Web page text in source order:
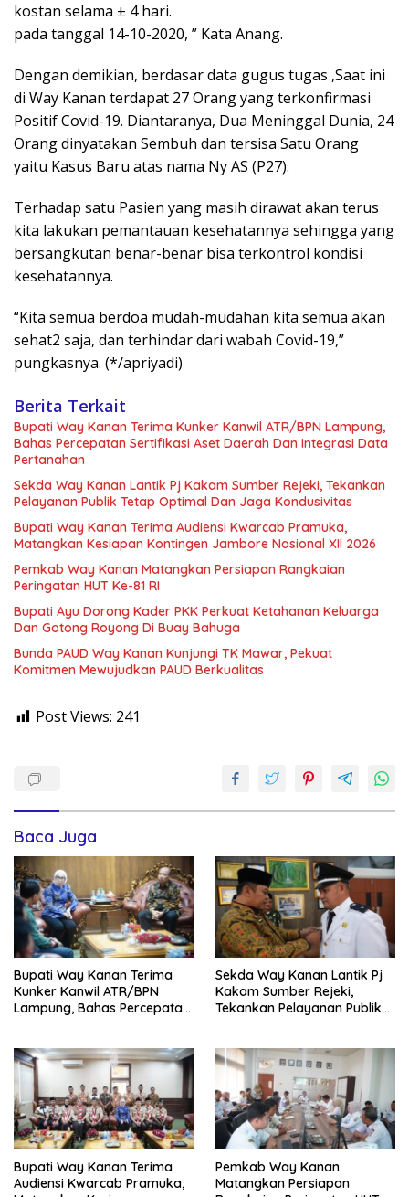
kostan selama ± 4 hari.
pada tanggal 14-10-2020, ” Kata Anang.
Dengan demikian, berdasar data gugus tugas ,Saat ini
di Way Kanan terdapat 27 Orang yang terkonfirmasi
Positif Covid-19. Diantaranya, Dua Meninggal Dunia, 24
Orang dinyatakan Sembuh dan tersisa Satu Orang
yaitu Kasus Baru atas nama Ny AS (P27).
Terhadap satu Pasien yang masih dirawat akan terus
kita lakukan pemantauan kesehatannya sehingga yang
bersangkutan benar-benar bisa terkontrol kondisi
kesehatannya.
“Kita semua berdoa mudah-mudahan kita semua akan
sehat2 saja, dan terhindar dari wabah Covid-19,”
pungkasnya. (*/apriyadi)
Berita Terkait
Bupati Way Kanan Terima Kunker Kanwil ATR/BPN Lampung,
Bahas Percepatan Sertifikasi Aset Daerah Dan Integrasi Data
Pertanahan
Sekda Way Kanan Lantik Pj Kakam Sumber Rejeki, Tekankan
Pelayanan Publik Tetap Optimal Dan Jaga Kondusivitas
Bupati Way Kanan Terima Audiensi Kwarcab Pramuka,
Matangkan Kesiapan Kontingen Jambore Nasional XIl 2026
Pemkab Way Kanan Matangkan Persiapan Rangkaian
Peringatan HUT Ke-81 RI
Bupati Ayu Dorong Kader PKK Perkuat Ketahanan Keluarga
Dan Gotong Royong Di Buay Bahuga
Bunda PAUD Way Kanan Kunjungi TK Mawar, Pekuat
Komitmen Mewujudkan PAUD Berkualitas
Post Views: 241
Baca Juga
Bupati Way Kanan Terima
Kunker Kanwil ATR/BPN
Lampung, Bahas Percepatan
Sekda Way Kanan Lantik Pj
Kakam Sumber Rejeki,
Tekankan Pelayanan Publik
Bupati Way Kanan Terima
Audiensi Kwarcab Pramuka,
Pemkab Way Kanan
Matangkan Persiapan